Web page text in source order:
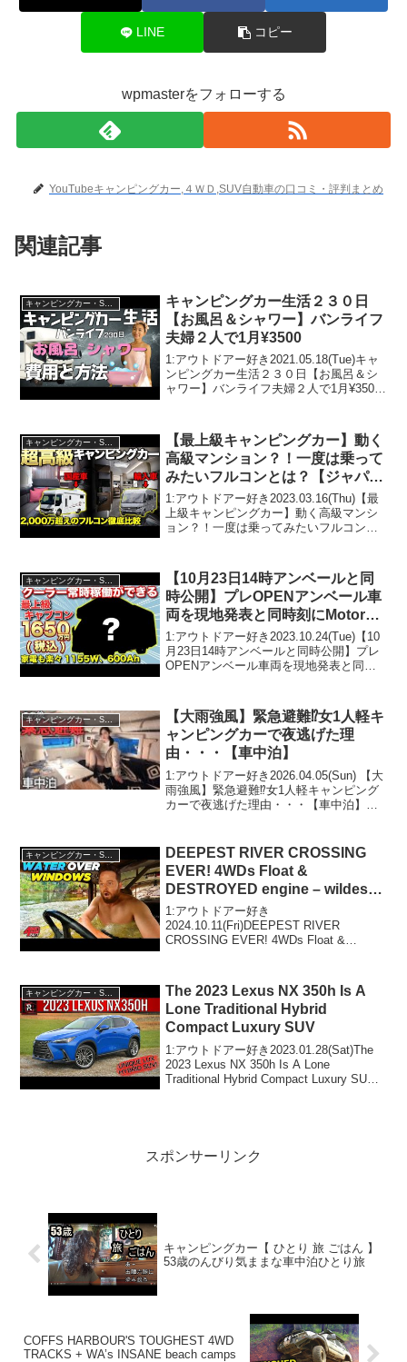
LINE コピー
wpmasterをフォローする
YouTubeキャンピングカー,４ＷＤ,SUV自動車の口コミ・評判まとめ
関連記事
キャンピングカー・SUV人気車種
キャンピングカー生活２３０日
【お風呂＆シャワー】バンライフ
夫婦２人で1月¥3500
1:アウトドアー好き2021.05.18(Tue)キャ
ンピングカー生活２３０日【お風呂＆シ
ャワー】バンライフ夫婦２人で1月¥3500
2021.05.18(Tue)この動画は注目です...
【最上級キャンピングカー】動く
高級マンション？！一度は乗って
みたいフルコンとは？【ジャパン
キャンピングカーショー】
1:アウトドアー好き2023.03.16(Thu)【最
上級キャンピングカー】動く高級マンシ
ョン？！一度は乗ってみたいフルコンと
いで！！2:アウトドアー好き2023.03....
キャンピングカー・SUV人気車種
【10月23日14時アンベールと同
時公開】プレOPENアンベール車
両を現地発表と同時刻にMotorz
チャンネルだけ同時公開いたしま
す。【ダイレクトカーズ】#キャ
ンピングカー
1:アウトドアー好き2023.10.24(Tue)【10
月23日14時アンベールと同時公開】プレ
OPENアンベール車両を現地発表と同時
ングカーって人気で話題らし...
【大雨強風】緊急避難⁉︎女1人軽キ
ャンピングカーで夜逃げた理
由・・・【車中泊】
1:アウトドアー好き2026.04.05(Sun) 【大
雨強風】緊急避難⁉︎女1人軽キャンピング
カーで夜逃げた理由・・・【車中泊】っ
2026.04.05(Sun)この動画は注目です！...
DEEPEST RIVER CROSSING
EVER! 4WDs Float &
DESTROYED engine – wildest
Cape York moment ever filmed!
1:アウトドアー好き
2024.10.11(Fri)DEEPEST RIVER
CROSSING EVER! 4WDs Float &
キャンピングカー・SUV人気車種
The 2023 Lexus NX 350h Is A
Lone Traditional Hybrid
Compact Luxury SUV
1:アウトドアー好き2023.01.28(Sat)The
2023 Lexus NX 350h Is A Lone
Traditional Hybrid Compact Luxury SUV
スポンサーリンク
キャンピングカー【 ひとり 旅 ごはん 】
53歳のんびり気ままな車中泊ひとり旅
COFFS HARBOUR'S TOUGHEST 4WD
TRACKS + WA’s INSANE beach camps